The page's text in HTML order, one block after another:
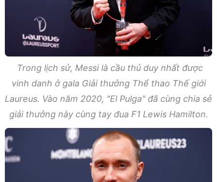
Trong lịch sử, Messi là cầu thủ duy nhất được
vinh danh ở gala Giải thưởng Thể thao Thế giới
Laureus. Vào năm 2020, "El Pulga" đã cùng chia sẻ
giải thưởng này cùng tay đua F1 Lewis Hamilton.